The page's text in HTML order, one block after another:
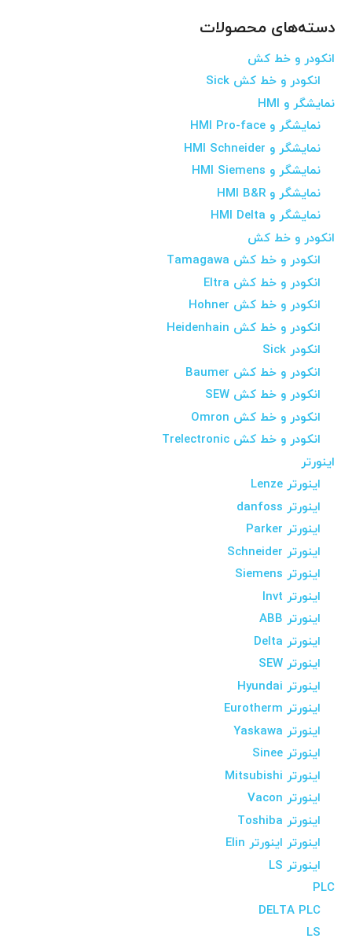
دسته‌های محصولات
انکودر و خط کش
انکودر و خط کش Sick
نمایشگر و HMI
نمایشگر و HMI Pro-face
نمایشگر و HMI Schneider
نمایشگر و HMI Siemens
نمایشگر و HMI B&R
نمایشگر و HMI Delta
انکودر و خط کش
انکودر و خط کش Tamagawa
انکودر و خط کش Eltra
انکودر و خط کش Hohner
انکودر و خط کش Heidenhain
انکودر Sick
انکودر و خط کش Baumer
انکودر و خط کش SEW
انکودر و خط کش Omron
انکودر و خط کش Trelectronic
اینورتر
اینورتر Lenze
اینورتر danfoss
اینورتر Parker
اینورتر Schneider
اینورتر Siemens
اینورتر Invt
اینورتر ABB
اینورتر Delta
اینورتر SEW
اینورتر Hyundai
اینورتر Eurotherm
اینورتر Yaskawa
اینورتر Sinee
اینورتر Mitsubishi
اینورتر Vacon
اینورتر Toshiba
اینورتر اینورتر Elin
اینورتر LS
PLC
DELTA PLC
LS